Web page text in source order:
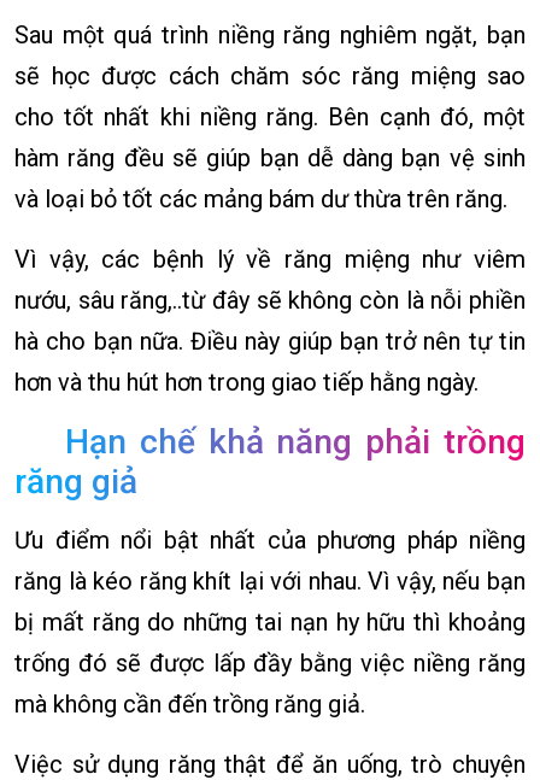
Sau một quá trình niềng răng nghiêm ngặt, bạn
sẽ học được cách chăm sóc răng miệng sao
cho tốt nhất khi niềng răng. Bên cạnh đó, một
hàm răng đều sẽ giúp bạn dễ dàng bạn vệ sinh
và loại bỏ tốt các mảng bám dư thừa trên răng.
Vì vậy, các bệnh lý về răng miệng như viêm
nướu, sâu răng,..từ đây sẽ không còn là nỗi phiền
hà cho bạn nữa. Điều này giúp bạn trở nên tự tin
hơn và thu hút hơn trong giao tiếp hằng ngày.
Hạn chế khả năng phải trồng
răng giả
Ưu điểm nổi bật nhất của phương pháp niềng
răng là kéo răng khít lại với nhau. Vì vậy, nếu bạn
bị mất răng do những tai nạn hy hữu thì khoảng
trống đó sẽ được lấp đầy bằng việc niềng răng
mà không cần đến trồng răng giả.
Việc sử dụng răng thật để ăn uống, trò chuyện